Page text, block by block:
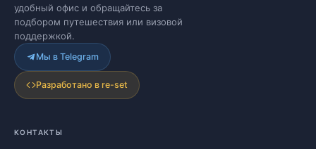
удобный офис и обращайтесь за
подбором путешествия или визовой
поддержкой.
Мы в Telegram
Разработано в re-set
КОНТАКТЫ